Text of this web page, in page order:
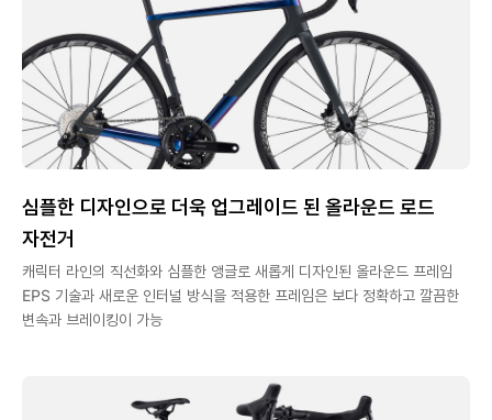
심플한 디자인으로 더욱 업그레이드 된 올라운드 로드
자전거
캐릭터 라인의 직선화와 심플한 앵글로 새롭게 디자인된 올라운드 프레임
EPS 기술과 새로운 인터널 방식을 적용한 프레임은 보다 정확하고 깔끔한
변속과 브레이킹이 가능